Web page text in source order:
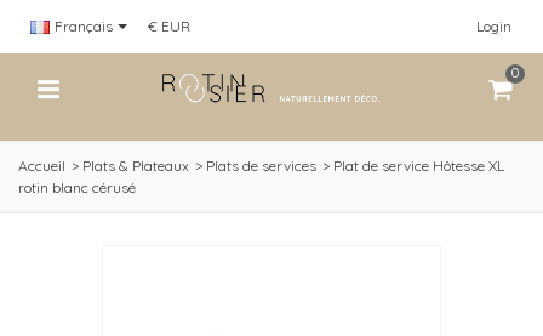
Français Login
€ EUR
0
Accueil > Plats & Plateaux > Plats de services > Plat de service Hôtesse XL
rotin blanc cérusé